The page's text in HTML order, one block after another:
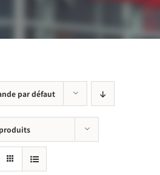
par défaut